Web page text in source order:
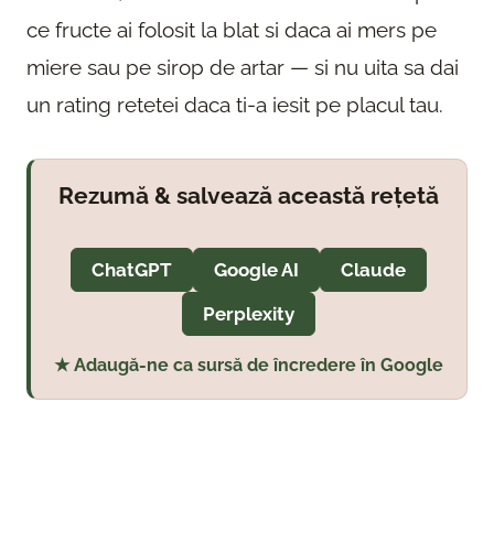
ce fructe ai folosit la blat si daca ai mers pe
miere sau pe sirop de artar — si nu uita sa dai
un rating retetei daca ti-a iesit pe placul tau.
Rezumă & salvează această rețetă
ChatGPT Google AI
Claude
Perplexity
★ Adaugă-ne ca sursă de încredere în Google